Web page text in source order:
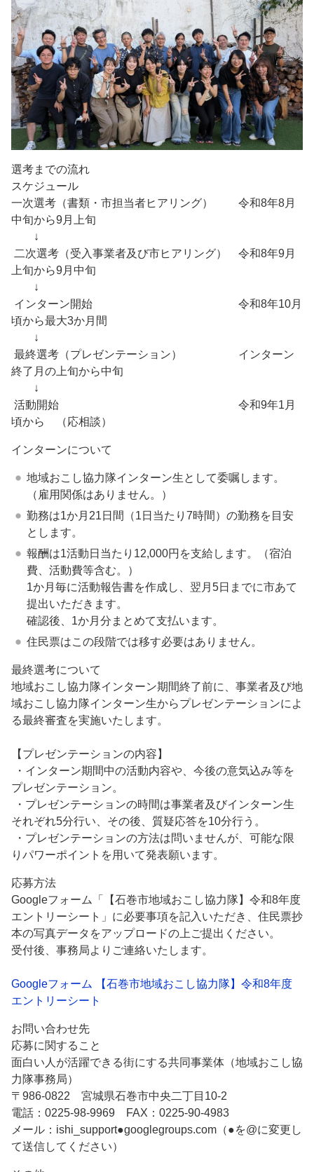
選考までの流れ
スケジュール
一次選考（書類・市担当者ヒアリング） 令和8年8月
中旬から9月上旬
↓
二次選考（受入事業者及び市ヒアリング） 令和8年9月
上旬から9月中旬
↓
インターン開始 令和8年10月
頃から最大3か月間
↓
最終選考（プレゼンテーション） インターン
終了月の上旬から中旬
↓
活動開始 令和9年1月
頃から （応相談）
インターンについて
地域おこし協力隊インターン生として委嘱します。
（雇用関係はありません。）
勤務は1か月21日間（1日当たり7時間）の勤務を目安
とします。
報酬は1活動日当たり12,000円を支給します。（宿泊
費、活動費等含む。）
1か月毎に活動報告書を作成し、翌月5日までに市あて
提出いただきます。
確認後、1か月分まとめて支払います。
住民票はこの段階では移す必要はありません。
最終選考について
地域おこし協力隊インターン期間終了前に、事業者及び地
域おこし協力隊インターン生からプレゼンテーションによ
る最終審査を実施いたします。
【プレゼンテーションの内容】
・インターン期間中の活動内容や、今後の意気込み等を
プレゼンテーション。
・プレゼンテーションの時間は事業者及びインターン生
それぞれ5分行い、その後、質疑応答を10分行う。
・プレゼンテーションの方法は問いませんが、可能な限
りパワーポイントを用いて発表願います。
応募方法
Googleフォーム「【石巻市地域おこし協力隊】令和8年度
エントリーシート」に必要事項を記入いただき、住民票抄
本の写真データをアップロードの上ご提出ください。
受付後、事務局よりご連絡いたします。
Googleフォーム 【石巻市地域おこし協力隊】令和8年度
エントリーシート
お問い合わせ先
応募に関すること
面白い人が活躍できる街にする共同事業体（地域おこし協
力隊事務局）
〒986-0822 宮城県石巻市中央二丁目10-2
電話：0225-98-9969 FAX：0225-90-4983
メール：ishi_support●googlegroups.com（●を@に変更し
て送信してください）